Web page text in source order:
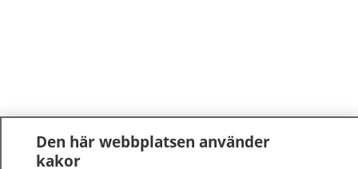
Den här webbplatsen använder
kakor